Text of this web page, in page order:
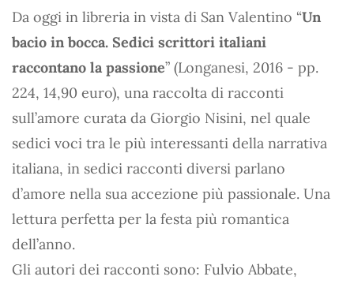
Da oggi in libreria in vista di San Valentino “Un
bacio in bocca. Sedici scrittori italiani
raccontano la passione” (Longanesi, 2016 - pp.
224, 14,90 euro), una raccolta di racconti
sull’amore curata da Giorgio Nisini, nel quale
sedici voci tra le più interessanti della narrativa
italiana, in sedici racconti diversi parlano
d’amore nella sua accezione più passionale. Una
lettura perfetta per la festa più romantica
dell’anno.
Gli autori dei racconti sono: Fulvio Abbate,